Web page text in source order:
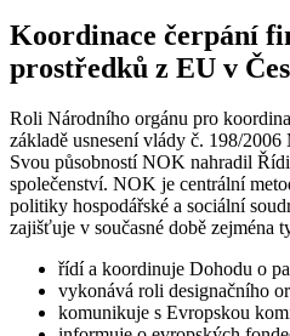
Koordinace čerpání
prostředků z EU v
Roli Národního orgánu pro
základě usnesení vlády č. 198/
Svou působností NOK nahradil
společenství. NOK je centrální
politiky hospodářské a sociální
zajišťuje v současné době zejména
řídí a koordinuje Dohodu o
vykonává roli designačního
komunikuje s Evropskou